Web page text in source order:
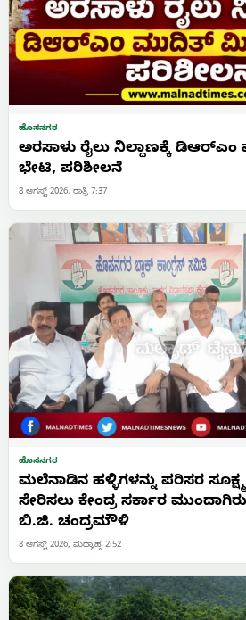
ಹೊಸನಗರ
ಅರಸಾಳು ರೈಲು ನಿಲ್ದಾಣಕ್ಕೆ
ಭೇಟಿ, ಪರಿಶೀಲನೆ
8 ಆಗಸ್ಟ್ 2026, ರಾತ್ರಿ 7:37
ಹೊಸನಗರ
ಮಲೆನಾಡಿನ ಹಳ್ಳಿಗಳನ್ನು ಪರಿಸರ
ಸೇರಿಸಲು ಕೇಂದ್ರ ಸರ್ಕಾರ
ಬಿ.ಜಿ. ಚಂದ್ರಮೌಳಿ
8 ಆಗಸ್ಟ್ 2026, ಮಧ್ಯಾಹ್ನ 2:52